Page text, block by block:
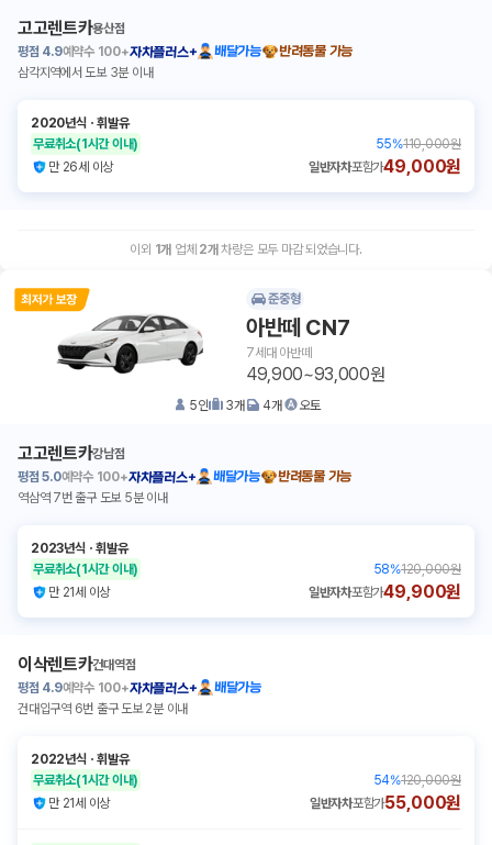
고고렌트카용산점
평점 4.9예약수 100+자차플러스+ 배달가능
반려동물 가능
삼각지역에서 도보 3분 이내
2020년식 ㆍ휘발유
무료취소(1시간 이내) 55%110,000원
만 26세 이상
일반자차포함가49,000원
이외 1개 업체 2개 차량은 모두 마감 되었습니다.
준중형
아반떼 CN7
7세대 아반떼
49,900~93,000원
5인 3개 4개 오토
고고렌트카강남점
평점 5.0예약수 100+자차플러스+ 배달가능
반려동물 가능
역삼역 7번 출구 도보 5분 이내
2023년식 ㆍ휘발유
무료취소(1시간 이내) 58%120,000원
만 21세 이상
일반자차포함가49,900원
이삭렌트카건대역점
평점 4.9예약수 100+자차플러스+
배달가능
건대입구역 6번 출구 도보 2분 이내
2022년식 ㆍ휘발유
무료취소(1시간 이내) 54%120,000원
만 21세 이상
일반자차포함가55,000원